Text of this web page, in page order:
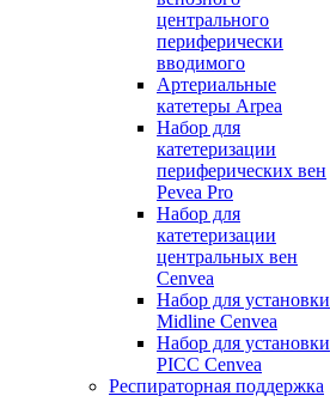
центрального
периферически
вводимого
Артериальные
катетеры Arpea
Набор для
катетеризации
периферических вен
Pevea Pro
Набор для
катетеризации
центральных вен
Cenvea
Набор для установки
Midline Cenvea
Набор для установки
PICC Cenvea
Респираторная поддержка